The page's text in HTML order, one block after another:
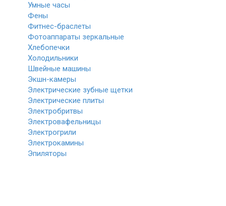
Умные часы
Фены
Фитнес-браслеты
Фотоаппараты зеркальные
Хлебопечки
Холодильники
Швейные машины
Экшн-камеры
Электрические зубные щетки
Электрические плиты
Электробритвы
Электровафельницы
Электрогрили
Электрокамины
Эпиляторы